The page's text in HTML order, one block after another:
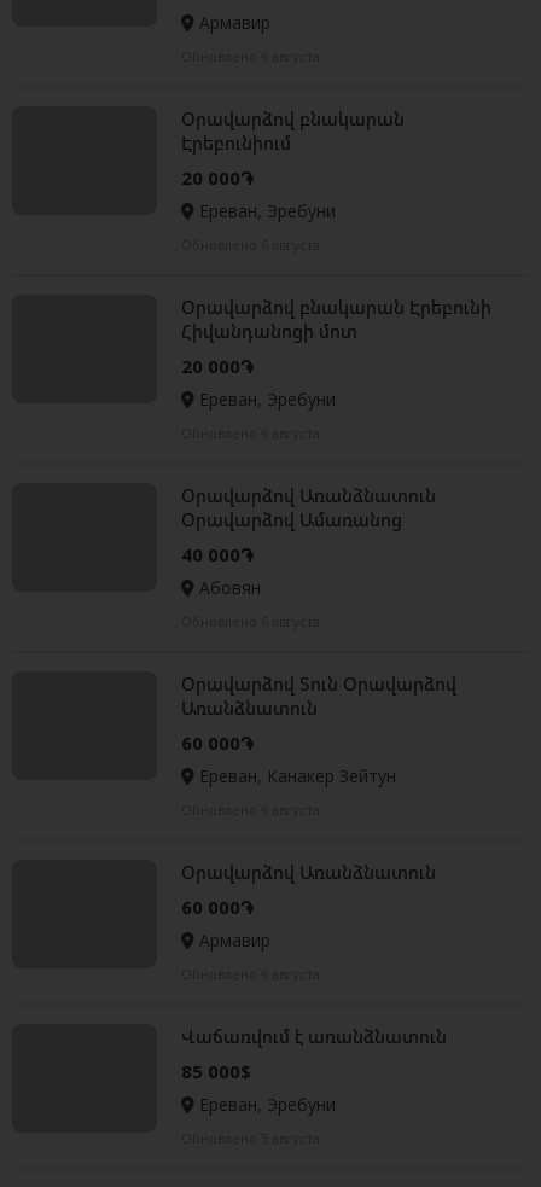
Армавир
Օրավարձով բնակարան
Էրեբունիում
20 000֏
Ереван, Эребуни
Օրավարձով բնակարան Էրեբունի
Հիվանդանոցի մոտ
20 000֏
Ереван, Эребуни
Օրավարձով Առանձնատուն
Օրավարձով Ամառանոց
40 000֏
Абовян
Օրավարձով Տուն Օրավարձով
Առանձնատուն
60 000֏
Ереван, Канакер Зейтун
Օրավարձով Առանձնատուն
60 000֏
Армавир
Վաճառվում է առանձնատուն
85 000$
Ереван, Эребуни